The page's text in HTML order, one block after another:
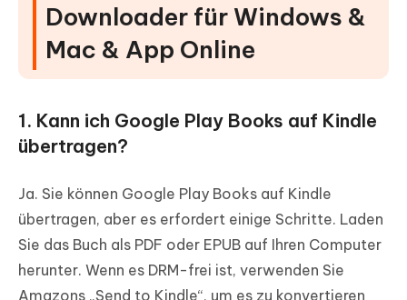
Downloader für Windows &
Mac & App Online
1. Kann ich Google Play Books auf Kindle
übertragen?
Ja. Sie können Google Play Books auf Kindle
übertragen, aber es erfordert einige Schritte. Laden
Sie das Buch als PDF oder EPUB auf Ihren Computer
herunter. Wenn es DRM-frei ist, verwenden Sie
Amazons „Send to Kindle“, um es zu konvertieren